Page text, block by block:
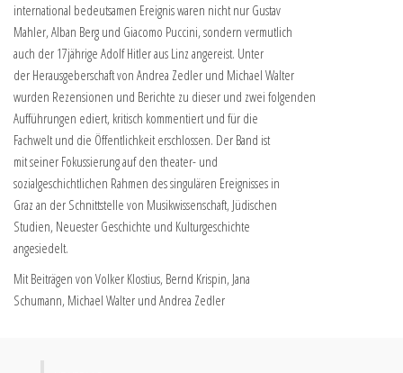
international bedeutsamen Ereignis waren nicht nur Gustav
Mahler, Alban Berg und Giacomo Puccini, sondern vermutlich
auch der 17jährige Adolf Hitler aus Linz angereist. Unter
der Herausgeberschaft von Andrea Zedler und Michael Walter
wurden Rezensionen und Berichte zu dieser und zwei folgenden
Aufführungen ediert, kritisch kommentiert und für die
Fachwelt und die Öffentlichkeit erschlossen. Der Band ist
mit seiner Fokussierung auf den theater- und
sozialgeschichtlichen Rahmen des singulären Ereignisses in
Graz an der Schnittstelle von Musikwissenschaft, Jüdischen
Studien, Neuester Geschichte und Kulturgeschichte
angesiedelt.
Mit Beiträgen von Volker Klostius, Bernd Krispin, Jana
Schumann, Michael Walter und Andrea Zedler